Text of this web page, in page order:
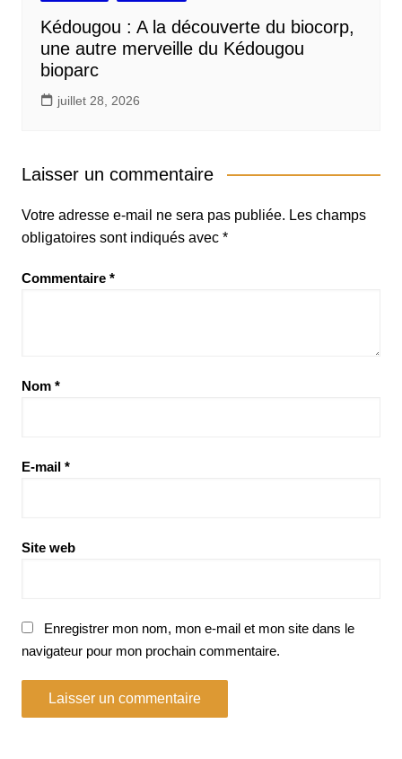
Kédougou : A la découverte du biocorp,
une autre merveille du Kédougou
bioparc
juillet 28, 2026
Laisser un commentaire
Votre adresse e-mail ne sera pas publiée. Les champs
obligatoires sont indiqués avec *
Commentaire *
Nom *
E-mail *
Site web
Enregistrer mon nom, mon e-mail et mon site dans le
navigateur pour mon prochain commentaire.